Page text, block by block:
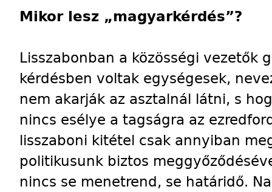
Mikor lesz „magyarkérdés”?
Lisszabonban a közösségi vezetők
kérdésben voltak egységesek,
nem akarják az asztalnál látni, s
nincs esélye a tagságra az
lisszaboni kitétel csak annyiban
politikusunk biztos
nincs se menetrend, se határidő.